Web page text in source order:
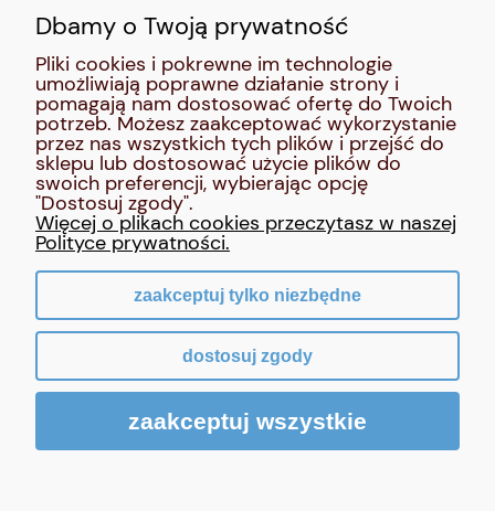
SOCIAL MEDIA:
MOJE KONTO
INFORMACJE
O NAS
pokaż pełną wersję strony
Sklep internetowy Shoper Premium
Dbamy o Twoją prywatność
Pliki cookies i pokrewne im technologie
umożliwiają poprawne działanie strony i
pomagają nam dostosować ofertę do Twoich
potrzeb. Możesz zaakceptować wykorzystanie
przez nas wszystkich tych plików i przejść do
sklepu lub dostosować użycie plików do
swoich preferencji, wybierając opcję
"Dostosuj zgody".
Więcej o plikach cookies przeczytasz w naszej
Polityce prywatności.
zaakceptuj tylko niezbędne
dostosuj zgody
zaakceptuj wszystkie